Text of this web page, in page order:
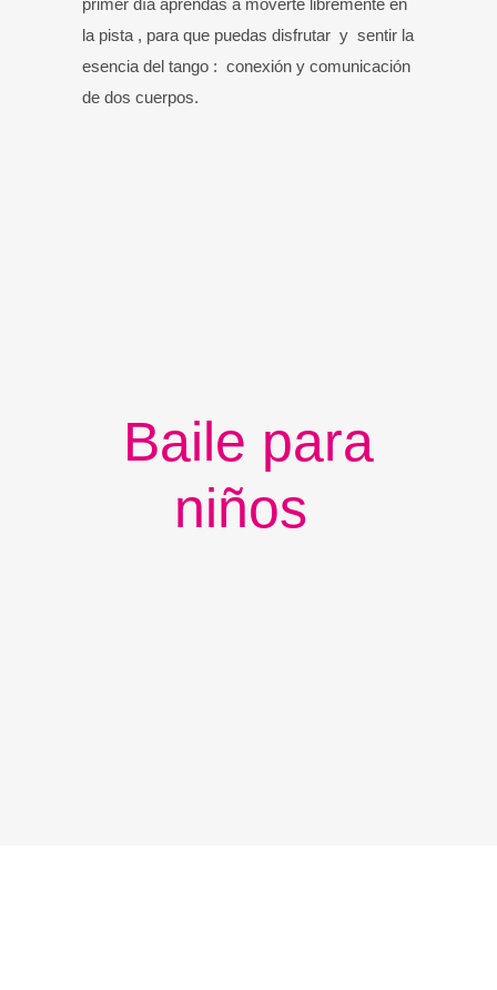
la pista , para que puedas disfrutar y sentir la
esencia del tango : conexión y comunicación
de dos cuerpos.
Baile para
niños